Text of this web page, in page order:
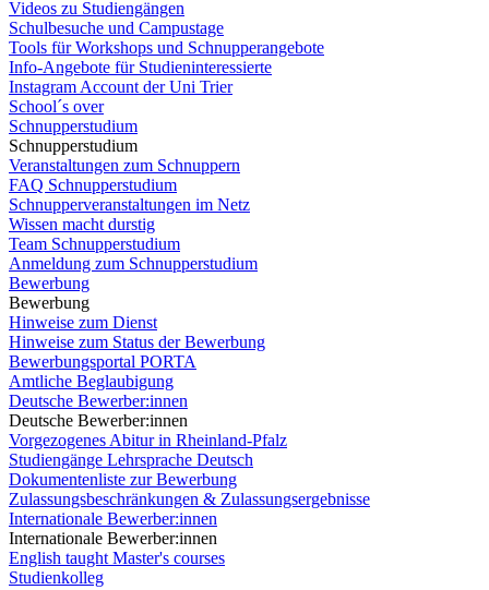
Videos zu Studiengängen
Schulbesuche und Campustage
Tools für Workshops und Schnupperangebote
Info-Angebote für Studieninteressierte
Instagram Account der Uni Trier
School´s over
Schnupperstudium
Schnupperstudium
Veranstaltungen zum Schnuppern
FAQ Schnupperstudium
Schnupperveranstaltungen im Netz
Wissen macht durstig
Team Schnupperstudium
Anmeldung zum Schnupperstudium
Bewerbung
Bewerbung
Hinweise zum Dienst
Hinweise zum Status der Bewerbung
Bewerbungsportal PORTA
Amtliche Beglaubigung
Deutsche Bewerber:innen
Deutsche Bewerber:innen
Vorgezogenes Abitur in Rheinland-Pfalz
Studiengänge Lehrsprache Deutsch
Dokumentenliste zur Bewerbung
Zulassungsbeschränkungen & Zulassungsergebnisse
Internationale Bewerber:innen
Internationale Bewerber:innen
English taught Master's courses
Studienkolleg